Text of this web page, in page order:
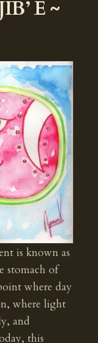
E ~
is known as
stomach of
where day
where light
and
this